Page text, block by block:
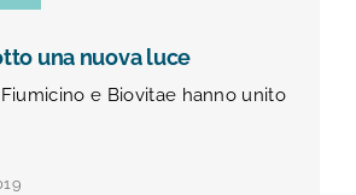
una nuova luce
Fiumicino e Biovitae hanno unito